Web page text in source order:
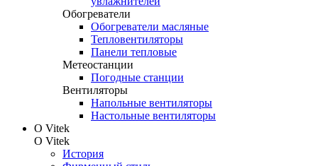
Обогреватели
Обогреватели масляные
Тепловентиляторы
Панели тепловые
Метеостанции
Погодные станции
Вентиляторы
Напольные вентиляторы
Настольные вентиляторы
О Vitek
О Vitek
История